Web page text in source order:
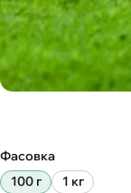
Фасовка
100 г
1 кг